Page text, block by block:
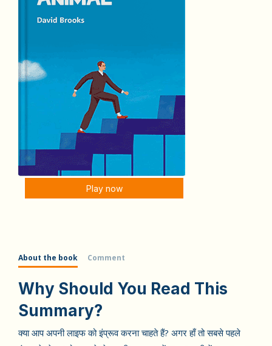
Play now
About the book Comment
Why Should You Read This
Summary?
क्या आप अपनी लाइफ को इंप्रूव करना चाहते हैं? अगर हाँ तो सबसे पहले